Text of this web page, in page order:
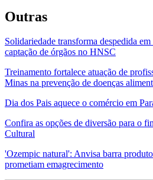
Outras
Solidariedade transforma despedida
captação de órgãos no HNSC
Treinamento fortalece atuação de
Minas na prevenção de doenças
Dia dos Pais aquece o comércio em
Confira as opções de diversão para o
Cultural
'Ozempic natural': Anvisa barra
prometiam emagrecimento